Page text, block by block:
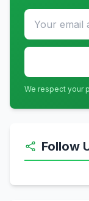
We respect your
Follow